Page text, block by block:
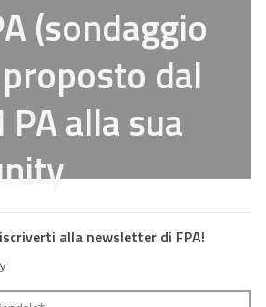
(sondaggio
dal
PA alla sua
alla newsletter di FPA!